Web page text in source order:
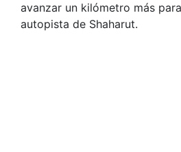
avanzar un kilómetro más
autopista de Shaharut.